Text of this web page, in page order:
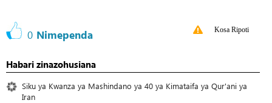
0 Nimependa Kosa Ripoti
Habari zinazohusiana
Siku ya Kwanza ya Mashindano ya 40 ya Kimataifa ya Qur'ani ya
Iran